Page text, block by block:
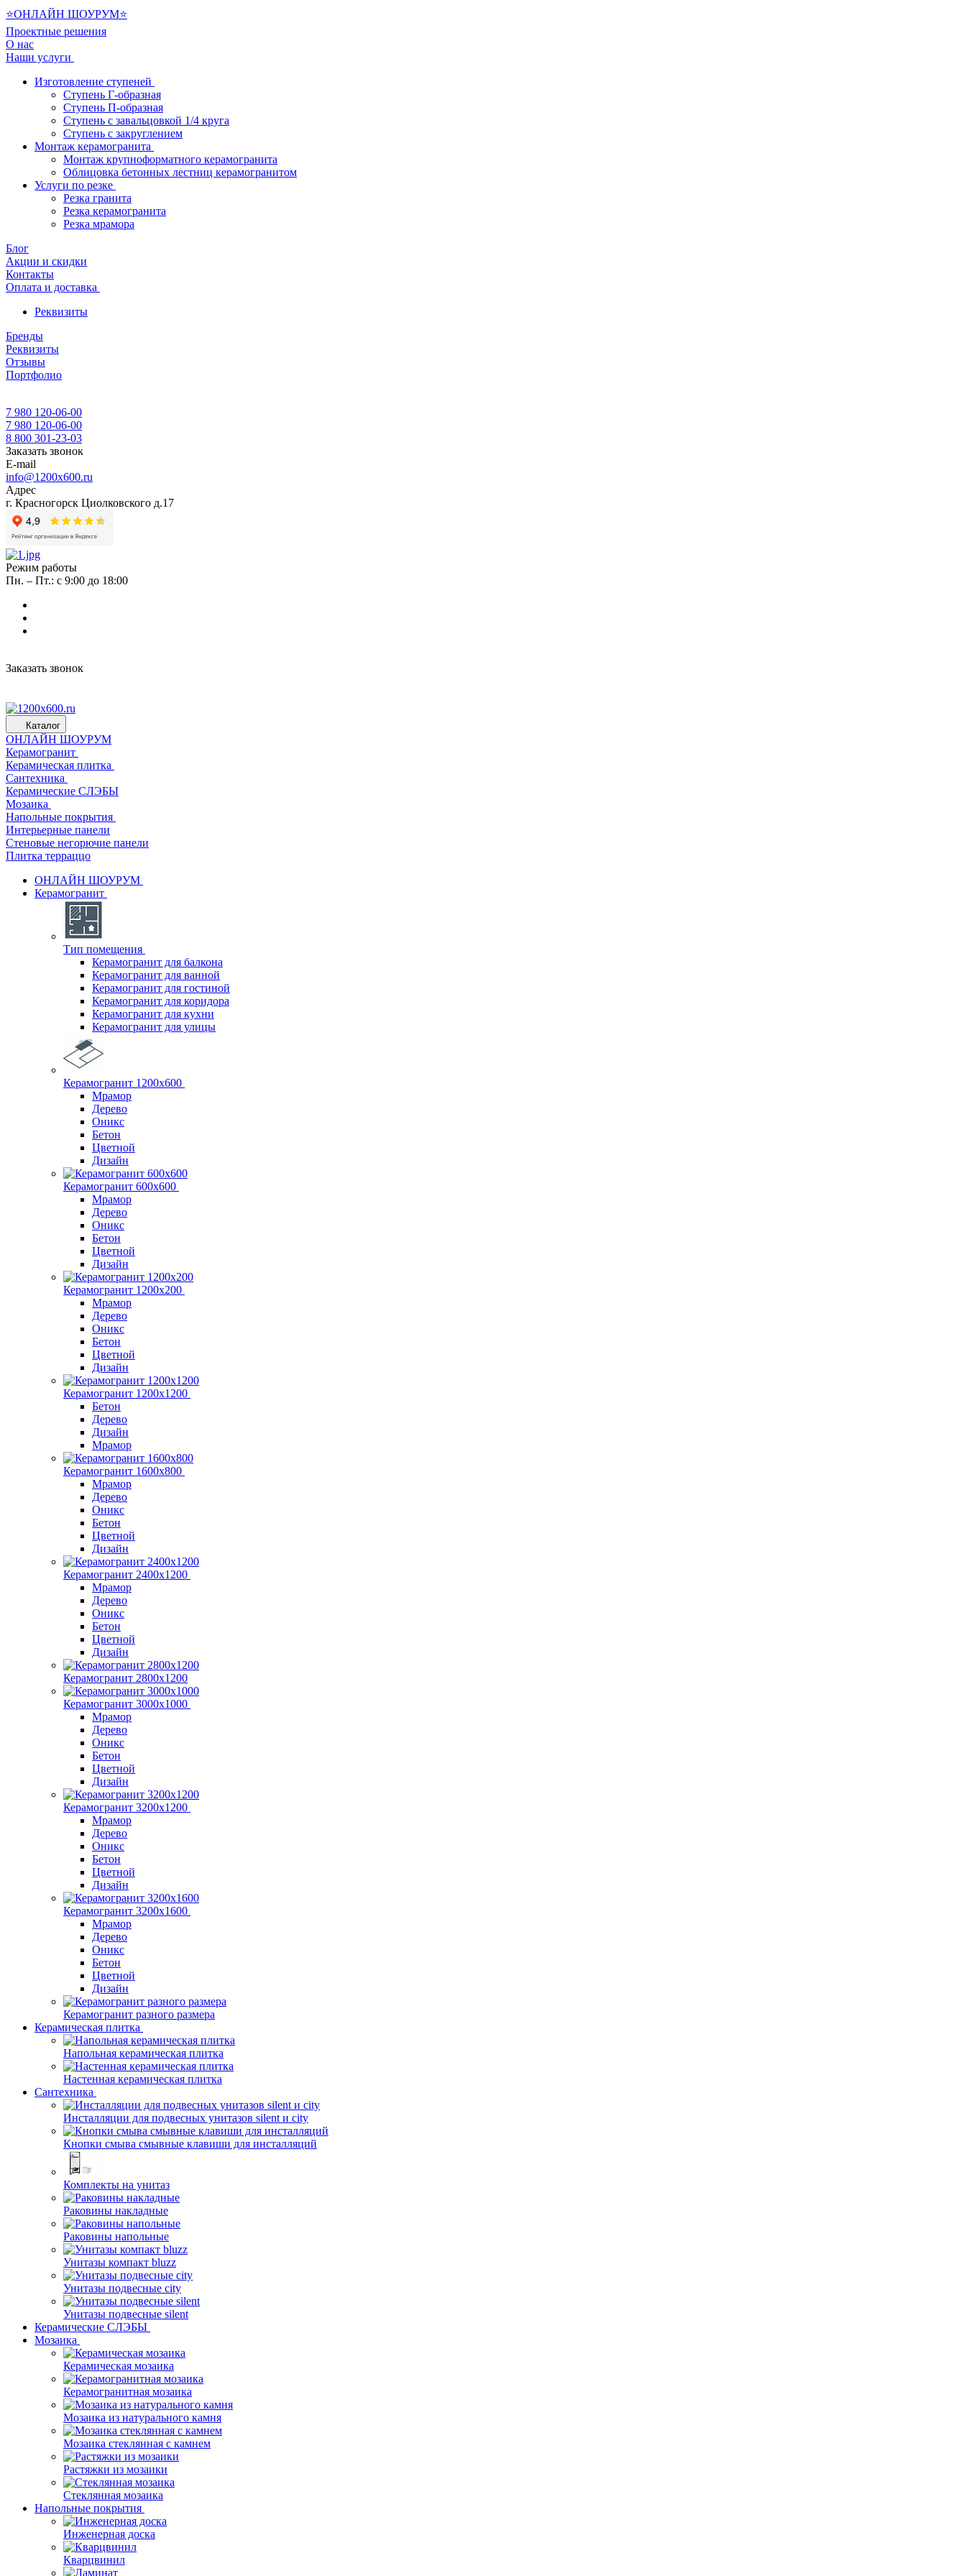
⭐ОНЛАЙН ШОУРУМ⭐
Проектные решения
О нас
Наши услуги
Изготовление ступеней
Ступень Г-образная
Ступень П-образная
Ступень с завальцовкой 1/4 круга
Ступень с закруглением
Монтаж керамогранита
Монтаж крупноформатного керамогранита
Облицовка бетонных лестниц керамогранитом
Услуги по резке
Резка гранита
Резка керамогранита
Резка мрамора
Блог
Акции и скидки
Контакты
Оплата и доставка
Реквизиты
Бренды
Реквизиты
Отзывы
Портфолио
7 980 120-06-00
7 980 120-06-00
8 800 301-23-03
Заказать звонок
E-mail
info@1200x600.ru
Адрес
г. Красногорск Циолковского д.17
Режим работы
Пн. – Пт.: с 9:00 до 18:00
Заказать звонок
Каталог
ОНЛАЙН ШОУРУМ
Керамогранит
Керамическая плитка
Сантехника
Керамические СЛЭБЫ
Мозаика
Напольные покрытия
Интерьерные панели
Стеновые негорючие панели
Плитка терраццо
ОНЛАЙН ШОУРУМ
Керамогранит
Тип помещения
Керамогранит для балкона
Керамогранит для ванной
Керамогранит для гостиной
Керамогранит для коридора
Керамогранит для кухни
Керамогранит для улицы
Керамогранит 1200х600
Мрамор
Дерево
Оникс
Бетон
Цветной
Дизайн
Керамогранит 600х600
Мрамор
Дерево
Оникс
Бетон
Цветной
Дизайн
Керамогранит 1200x200
Мрамор
Дерево
Оникс
Бетон
Цветной
Дизайн
Керамогранит 1200x1200
Бетон
Дерево
Дизайн
Мрамор
Керамогранит 1600х800
Мрамор
Дерево
Оникс
Бетон
Цветной
Дизайн
Керамогранит 2400х1200
Мрамор
Дерево
Оникс
Бетон
Цветной
Дизайн
Керамогранит 2800x1200
Керамогранит 3000х1000
Мрамор
Дерево
Оникс
Бетон
Цветной
Дизайн
Керамогранит 3200х1200
Мрамор
Дерево
Оникс
Бетон
Цветной
Дизайн
Керамогранит 3200х1600
Мрамор
Дерево
Оникс
Бетон
Цветной
Дизайн
Керамогранит разного размера
Керамическая плитка
Напольная керамическая плитка
Настенная керамическая плитка
Сантехника
Инсталляции для подвесных унитазов silent и city
Кнопки смыва смывные клавиши для инсталляций
Комплекты на унитаз
Раковины накладные
Раковины напольные
Унитазы компакт bluzz
Унитазы подвесные city
Унитазы подвесные silent
Керамические СЛЭБЫ
Мозаика
Керамическая мозаика
Керамогранитная мозаика
Мозаика из натурального камня
Мозаика стеклянная с камнем
Растяжки из мозаики
Стеклянная мозаика
Напольные покрытия
Инженерная доска
Кварцвинил